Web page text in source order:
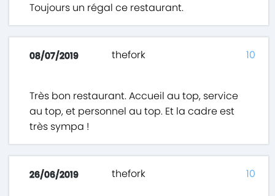
Toujours un régal ce restaurant.
08/07/2019 thefork
Très bon restaurant. Accueil au top, service
au top, et personnel au top. Et la cadre est
très sympa !
10
26/06/2019 thefork 10